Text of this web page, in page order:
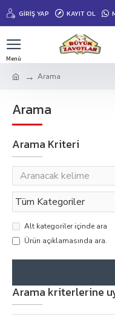
GIRIŞ YAP KAYIT OL
Arama
Arama
Arama Kriteri
Alt kategoriler içinde ara
Ürün açıklamasında ara.
Arama kriterlerine